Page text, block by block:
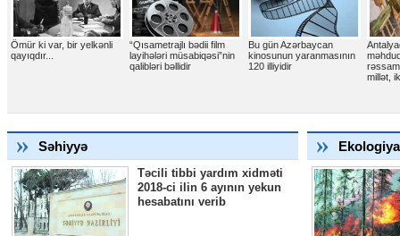
Ömür ki var, bir yelkənli
qayıqdır...
“Qısametrajlı bədii film
layihələri müsabiqəsi”nin
qalibləri bəllidir
Bu gün Azərbaycan
kinosunun yaranmasının
120 illiyidir
millət,
Səhiyyə
Təcili tibbi yardım xidməti
2018-ci ilin 6 ayının yekun
hesabatını verib
Ekologiya